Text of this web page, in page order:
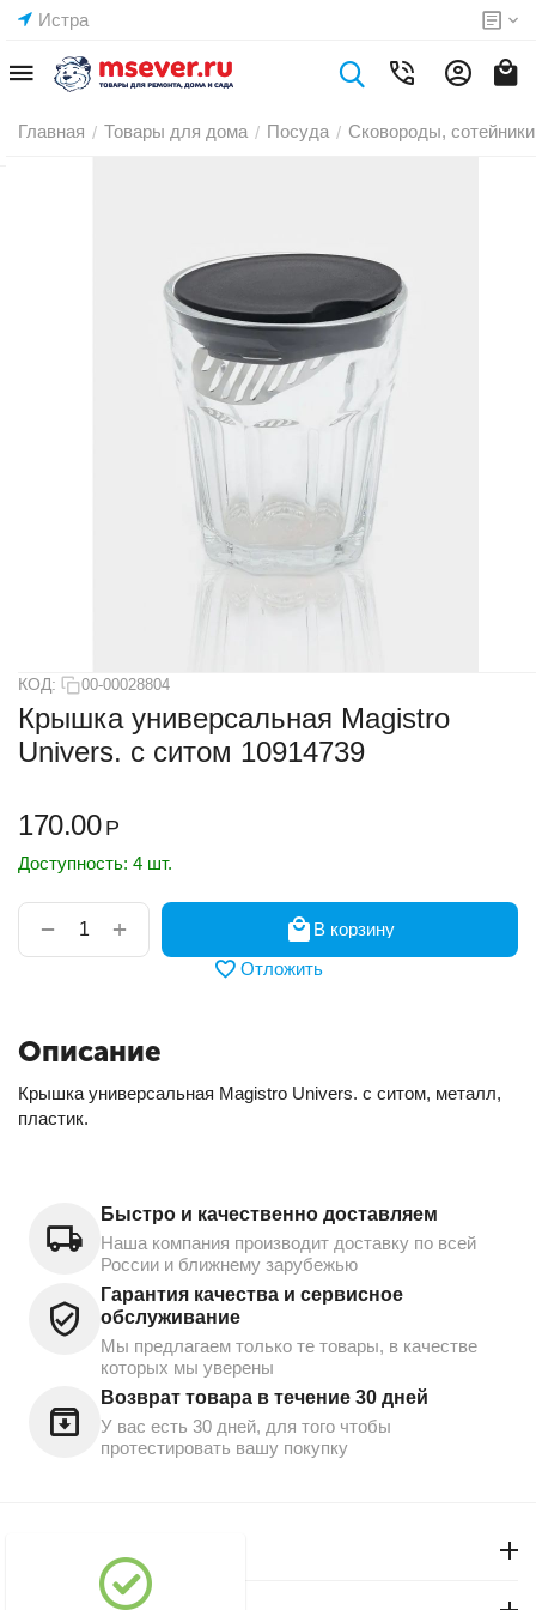
Истра
Главная / Товары для дома / Посуда / Сковороды,
КОД: 00-00028804
Крышка универсальная Magistro
Univers. с ситом 10914739
170.00 Р
Доступность: 4 шт.
+
−
В корзину
Отложить
Описание
Крышка универсальная Magistro Univers. с ситом, металл,
пластик.
Быстро и качественно доставляем
Наша компания производит доставку по всей
России и ближнему зарубежью
Гарантия качества и сервисное
обслуживание
Мы предлагаем только те товары, в качестве
которых мы уверены
Возврат товара в течение 30 дней
У вас есть 30 дней, для того чтобы
протестировать вашу покупку